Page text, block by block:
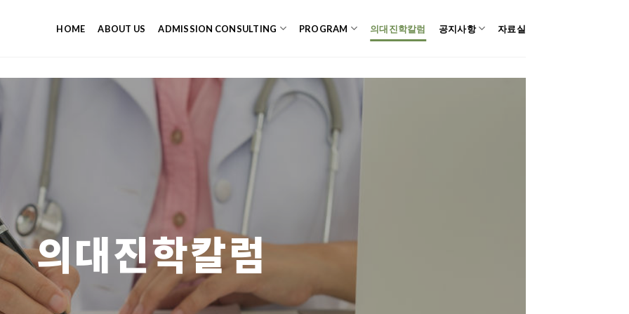
HOME ABOUT US ADMISSION CONSULTING PROGRAM 의대진학칼럼 공지사항 자료실
의대진학칼럼